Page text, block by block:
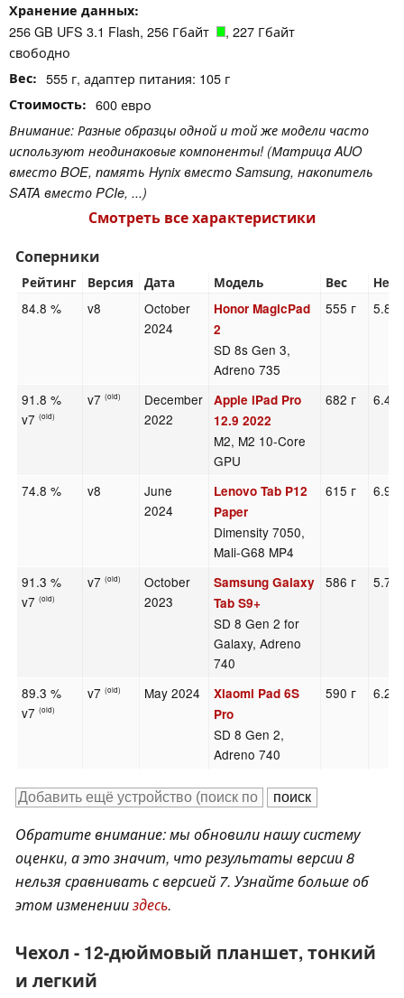
Хранение данных
256 GB UFS 3.1 Flash, 256 Гбайт
, 227 Гбайт
свободно
Вес 555 г, адаптер питания: 105 г
Стоимость 600 евро
Внимание: Разные образцы одной и той же модели часто
используют неодинаковые компоненты! (Матрица AUO
вместо BOE, память Hynix вместо Samsung, накопитель
SATA вместо PCIe, ...)
Смотреть все характеристики
Соперники
Рейтинг Версия Дата Модель Вес
84.8 % v8
October
2024
Honor MagicPad
2
SD 8s Gen 3,
Adreno 735
555 г 5.8
91.8 %
v7(old)
v7(old)
December
2022
Apple iPad Pro
12.9 2022
M2, M2 10-Core
GPU
682 г 6.4
74.8 % v8
June
2024
Lenovo Tab P12
Paper
Dimensity 7050,
Mali-G68 MP4
615 г 6.9
91.3 %
v7(old)
v7(old)
October
2023
Samsung Galaxy
Tab S9+
SD 8 Gen 2 for
Galaxy, Adreno
740
586 г 5.7
89.3 %
v7(old)
v7(old) May 2024
Xiaomi Pad 6S
Pro
SD 8 Gen 2,
Adreno 740
590 г
Обратите внимание: мы обновили нашу систему
оценки, а это значит, что результаты версии 8
нельзя сравнивать с версией 7. Узнайте больше об
этом измененииздесь.
Чехол - 12-дюймовый планшет, тонкий
и легкий